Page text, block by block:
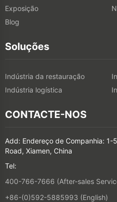
Exposição
Blog
Soluções
Indústria da restauração
Indústria logística
CONTACTE-NOS
Add: Endereço de Companhia: 1-
Road, Xiamen, China
Tel:
400-766-7666 (After-sales
+86-(0)592-5885993 (English)